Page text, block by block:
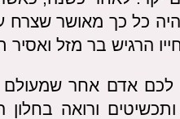
כל כך מאושר שצרח
הרגיש בר מזל
אדם אחר שמעולם
ורואה